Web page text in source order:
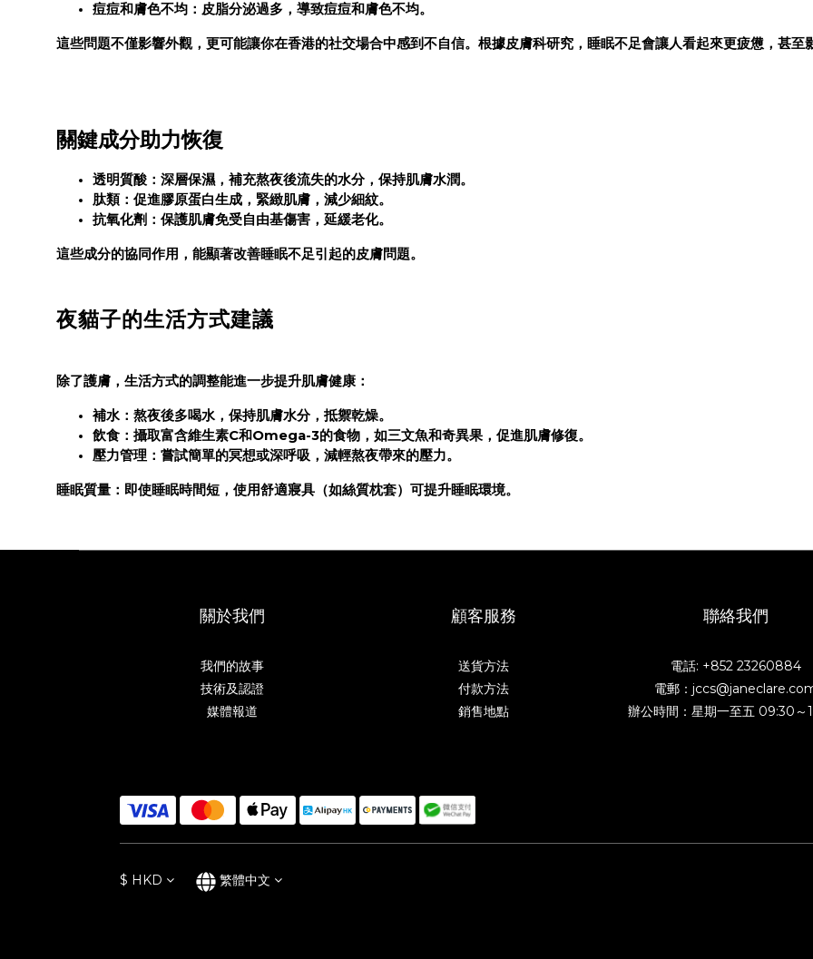
痘痘和膚色不均 ：皮脂分泌過多，導致痘痘和膚色不均。
這些問題不僅影響外觀，更可能讓你在香港的社交場合中感到不自信。根據皮膚科研究，睡眠不足會讓人看起來更疲憊，甚至
關鍵成分助力恢復
透明質酸 ：深層保濕，補充熬夜後流失的水分，保持肌膚水潤。
肽類 ：促進膠原蛋白生成，緊緻肌膚，減少細紋。
抗氧化劑 ：保護肌膚免受自由基傷害，延緩老化。
這些成分的協同作用，能顯著改善睡眠不足引起的皮膚問題。
夜貓子的生活方式建議
除了護膚，生活方式的調整能進一步提升肌膚健康：
補水：熬夜後多喝水，保持肌膚水分，抵禦乾燥。
飲食 ：攝取富含維生素C和Omega-3的食物，如三文魚和奇異果，促進肌膚修復。
壓力管理 ：嘗試簡單的冥想或深呼吸，減輕熬夜帶來的壓力。
睡眠質量 ：即使睡眠時間短，使用舒適寢具（如絲質枕套）可提升睡眠環境。
關於我們
我們的故事
技術及認證
媒體報道
顧客服務
送貨方法
付款方法
銷售地點
聯絡我們
電話: +852 23260884
電郵：
辦公時間：星期一至五 09:30～
$ HKD 繁體中文